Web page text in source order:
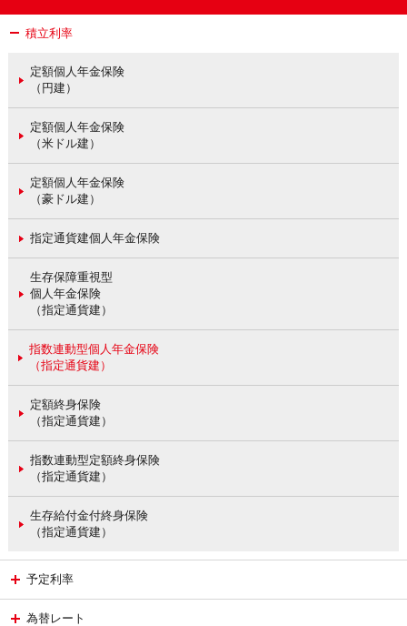
積立利率
定額個人年金保険
（円建）
定額個人年金保険
（米ドル建）
定額個人年金保険
（豪ドル建）
指定通貨建個人年金保険
生存保障重視型
個人年金保険
（指定通貨建）
指数連動型個人年金保険
（指定通貨建）
定額終身保険
（指定通貨建）
指数連動型定額終身保険
（指定通貨建）
生存給付金付終身保険
（指定通貨建）
予定利率
為替レート